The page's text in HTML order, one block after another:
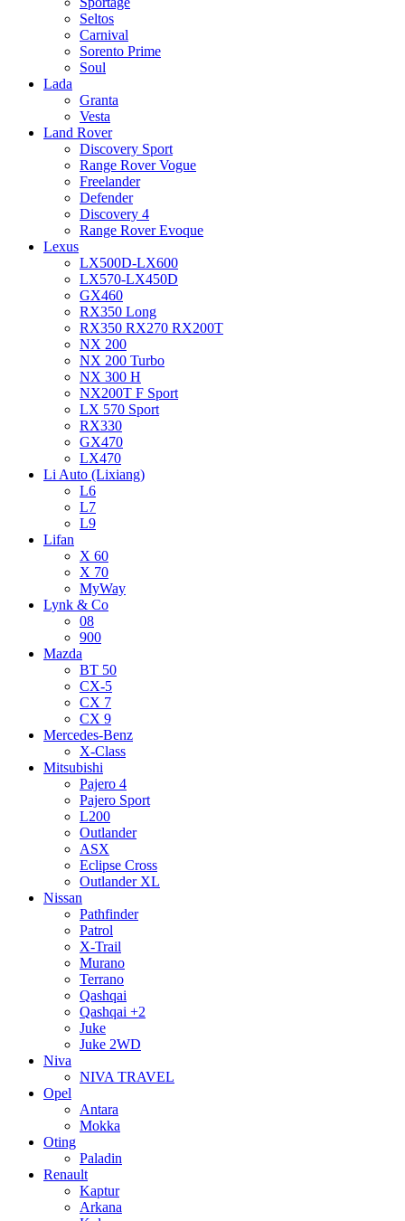
Seltos
Carnival
Sorento Prime
Soul
Lada
Granta
Vesta
Land Rover
Discovery Sport
Range Rover Vogue
Freelander
Defender
Discovery 4
Range Rover Evoque
Lexus
LX500D-LX600
LX570-LX450D
GX460
RX350 Long
RX350 RX270 RX200T
NX 200
NX 200 Turbo
NX 300 H
NX200T F Sport
LX 570 Sport
RX330
GX470
LX470
Li Auto (Lixiang)
L6
L7
L9
Lifan
X 60
X 70
MyWay
Lynk & Co
08
900
Mazda
BT 50
CX-5
CX 7
CX 9
Mercedes-Benz
X-Class
Mitsubishi
Pajero 4
Pajero Sport
L200
Outlander
ASX
Eclipse Cross
Outlander XL
Nissan
Pathfinder
Patrol
X-Trail
Murano
Terrano
Qashqai
Qashqai +2
Juke
Juke 2WD
Niva
NIVA TRAVEL
Opel
Antara
Mokka
Oting
Paladin
Renault
Kaptur
Arkana